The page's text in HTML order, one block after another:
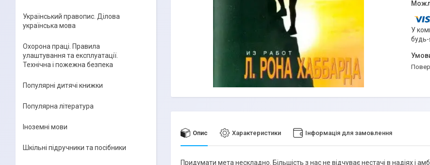
У
будь-
Опис Характеристики Інформація для замовлення
Придумати мета нескладно. Більшість з нас не відчуває нестачі в надіях і
Український правопис. Ділова
українська мова
Охорона праці. Правила
улаштування та експлуатації.
Технічна і пожежна безпека
Популярні дитячі книжки
Популярна література
Іноземні мови
Шкільні підручники та посібники